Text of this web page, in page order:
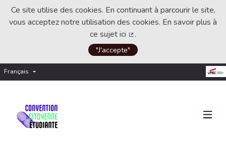
Ce site utilise des cookies. En continuant à parcourir le site,
vous acceptez notre utilisation des cookies. En savoir plus à
ce sujetici
(Lien externe)
.
"J'accepte"
Français Choisir la langue